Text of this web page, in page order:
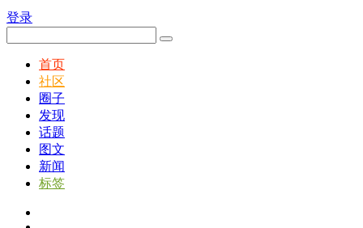
登录
首页
社区
圈子
发现
话题
图文
新闻
标签